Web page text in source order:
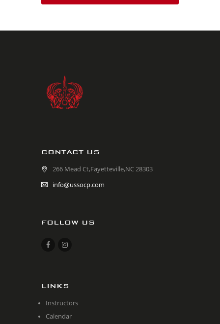
CONTACT US
266 Mead Ct,Fayetteville,NC 28303
info@ussocp.com
FOLLOW US
LINKS
Instructors
Calendar